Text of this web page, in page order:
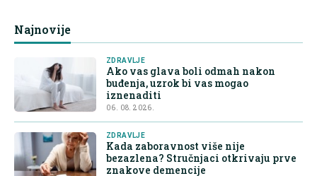
Najnovije
ZDRAVLJE
Ako vas glava boli odmah nakon
buđenja, uzrok bi vas mogao
iznenaditi
06. 08. 2026.
ZDRAVLJE
Kada zaboravnost više nije
bezazlena? Stručnjaci otkrivaju prve
znakove demencije